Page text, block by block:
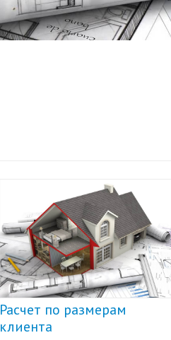
Расчет по размерам
клиента